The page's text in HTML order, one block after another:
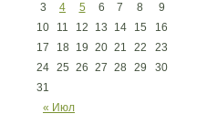
« Июл
3
4 5 6 7 8
9
10
11 12 13 14 15
16
17
18 19 20 21 22
23
24 25 26 27 28 29
30
31